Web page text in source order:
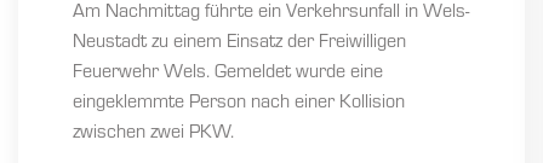
Am Nachmittag führte ein Verkehrsunfall in Wels-
Neustadt zu einem Einsatz der Freiwilligen
Feuerwehr Wels. Gemeldet wurde eine
eingeklemmte Person nach einer Kollision
zwischen zwei PKW.